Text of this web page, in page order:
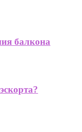
балкона